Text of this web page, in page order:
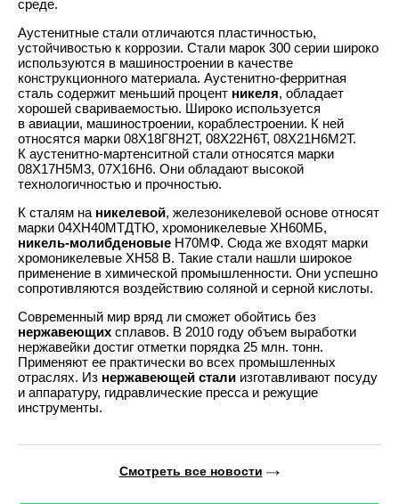
среде.
Аустенитные стали отличаются пластичностью,
устойчивостью к коррозии. Стали марок 300 серии широко
используются в машиностроении в качестве
конструкционного материала. Аустенитно-ферритная
сталь содержит меньший процент никеля, обладает
хорошей свариваемостью. Широко используется
в авиации, машиностроении, кораблестроении. К ней
относятся марки 08Х18Г8Н2Т, 08Х22Н6Т, 08Х21Н6М2Т.
К аустенитно-мартенситной стали относятся марки
08Х17Н5М3, 07Х16Н6. Они обладают высокой
технологичностью и прочностью.
К сталям на никелевой, железоникелевой основе относят
марки 04ХН40МТДТЮ, хромоникелевые ХН60МБ,
никель-молибденовые Н70МФ. Сюда же входят марки
хромоникелевые ХН58 В. Такие стали нашли широкое
применение в химической промышленности. Они успешно
сопротивляются воздействию соляной и серной кислоты.
Современный мир вряд ли сможет обойтись без
нержавеющих сплавов. В 2010 году объем выработки
нержавейки достиг отметки порядка 25 млн. тонн.
Применяют ее практически во всех промышленных
отраслях. Из нержавеющей стали изготавливают посуду
и аппаратуру, гидравлические пресса и режущие
инструменты.
Смотреть все новости